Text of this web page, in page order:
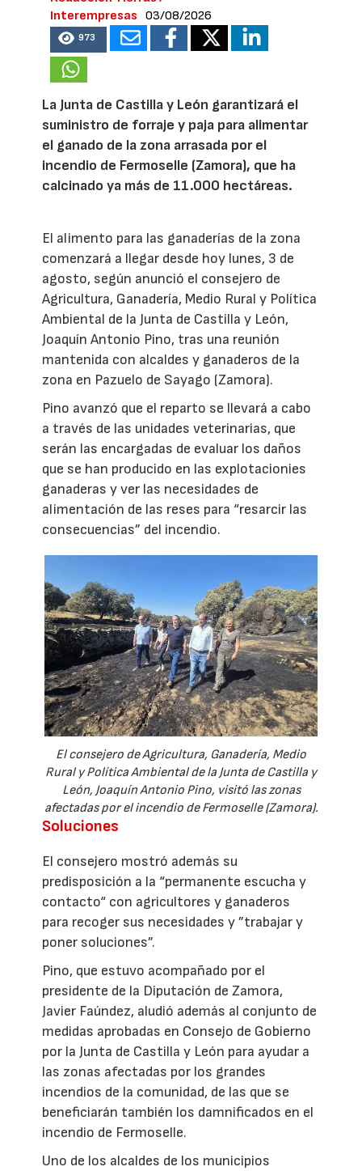
Interempresas
03/08/2026
973
La Junta de Castilla y León garantizará el
suministro de forraje y paja para alimentar
el ganado de la zona arrasada por el
incendio de Fermoselle (Zamora), que ha
calcinado ya más de 11.000 hectáreas.
El alimento para las ganaderías de la zona
comenzará a llegar desde hoy lunes, 3 de
agosto, según anunció el consejero de
Agricultura, Ganadería, Medio Rural y Política
Ambiental de la Junta de Castilla y León,
Joaquín Antonio Pino, tras una reunión
mantenida con alcaldes y ganaderos de la
zona en Pazuelo de Sayago (Zamora).
Pino avanzó que el reparto se llevará a cabo
a través de las unidades veterinarias, que
serán las encargadas de evaluar los daños
que se han producido en las explotacionies
ganaderas y ver las necesidades de
alimentación de las reses para “resarcir las
consecuencias” del incendio.
El consejero de Agricultura, Ganadería, Medio
Rural y Política Ambiental de la Junta de Castilla y
León, Joaquín Antonio Pino, visitó las zonas
afectadas por el incendio de Fermoselle (Zamora).
Soluciones
El consejero mostró además su
predisposición a la “permanente escucha y
contacto“ con agricultores y ganaderos
para recoger sus necesidades y ”trabajar y
poner soluciones”.
Pino, que estuvo acompañado por el
presidente de la Diputación de Zamora,
Javier Faúndez, aludió además al conjunto de
medidas aprobadas en Consejo de Gobierno
por la Junta de Castilla y León para ayudar a
las zonas afectadas por los grandes
incendios de la comunidad, de las que se
beneficiarán también los damnificados en el
incendio de Fermoselle.
Uno de los alcaldes de los municipios